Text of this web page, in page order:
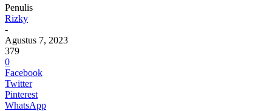
Penulis
Rizky
-
Agustus 7, 2023
379
0
Facebook
Twitter
Pinterest
WhatsApp